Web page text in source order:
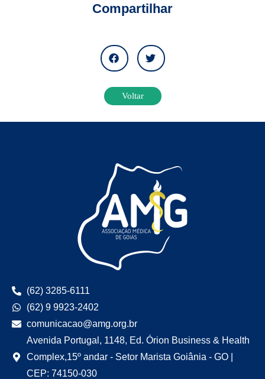
Compartilhar
Voltar
(62) 3285-6111
(62) 9 9923-2402
comunicacao@amg.org.br
Avenida Portugal, 1148, Ed. Órion Business & Health
Complex,15º andar - Setor Marista Goiânia - GO |
CEP: 74150-030